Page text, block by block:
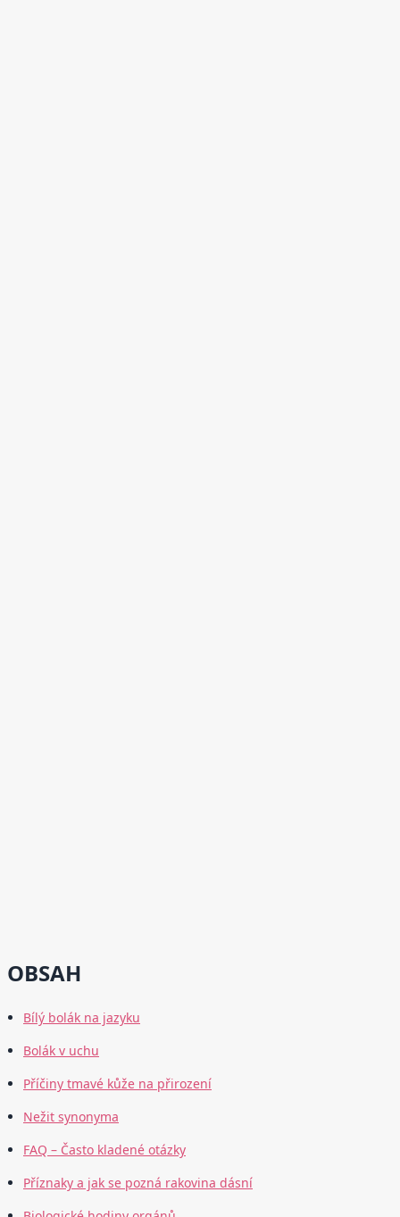
OBSAH
Bílý bolák na jazyku
Bolák v uchu
Příčiny tmavé kůže na přirození
Nežit synonyma
FAQ – Často kladené otázky
Příznaky a jak se pozná rakovina dásní